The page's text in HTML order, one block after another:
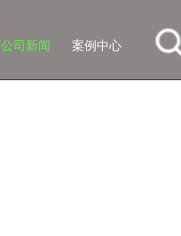
公司新闻 案例中心